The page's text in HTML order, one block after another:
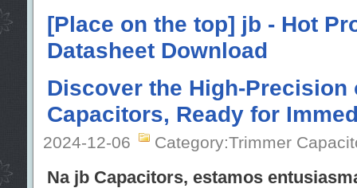
[Place on the top] jb - Hot
Datasheet Download
Discover the High-Precision
Capacitors, Ready for
2024-12-06 Category:Trimmer
Na jb Capacitors, estamos